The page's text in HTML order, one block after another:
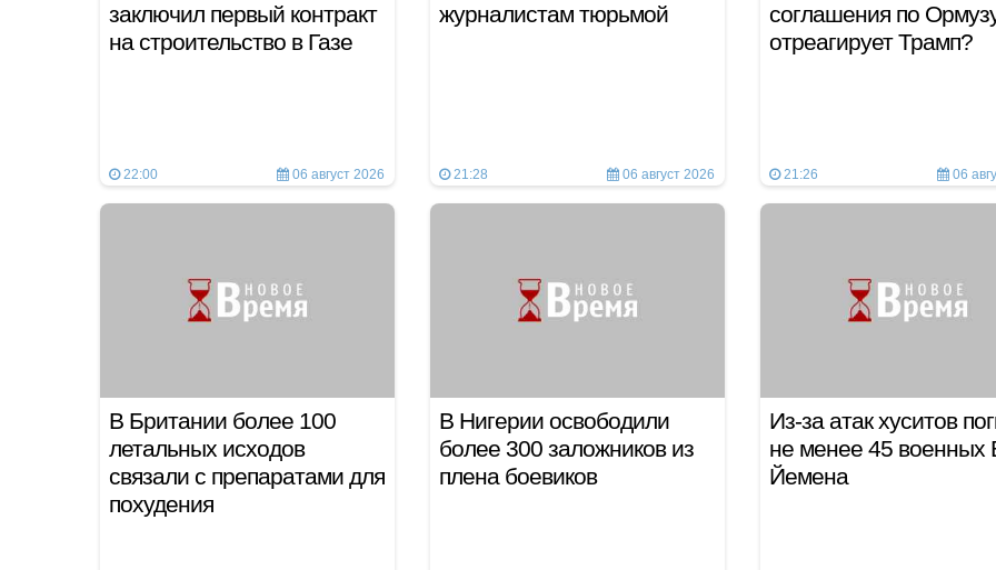
заключил первый контракт
на строительство в Газе
22:00 06 август 2026
журналистам тюрьмой
21:28 06 август 2026
соглашения по
отреагирует Трамп?
21:26 06
В Британии более 100
летальных исходов
связали с препаратами для
похудения
В Нигерии освободили
более 300 заложников из
плена боевиков
Из-за атак хуситов
не менее 45 военных
Йемена